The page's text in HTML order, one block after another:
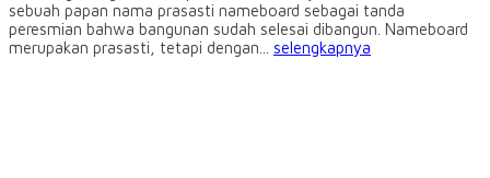
sebuah papan nama prasasti nameboard sebagai tanda
peresmian bahwa bangunan sudah selesai dibangun. Nameboard
merupakan prasasti, tetapi dengan... selengkapnya